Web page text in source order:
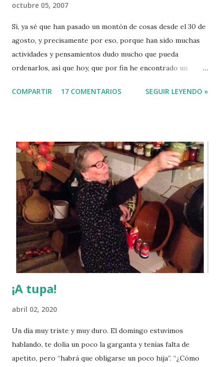
octubre 05, 2007
Sí, ya sé que han pasado un montón de cosas desde el 30 de
agosto, y precisamente por eso, porque han sido muchas
actividades y pensamientos dudo mucho que pueda
ordenarlos, así que hoy, que por fin he encontrado un
madeja tras un septiembre de secano. Iñaki tiene en su blog
altura de esas contestaciones tan clarificadoras prefiero
compartir algunas dudas: ¿Por qué cuando el debate
ciudadano vuelve a los social, a las cosas que de verdad
preocupan al Gobierno y a la gente, a los derechos y a la
igualdad (datos empleo, medidas vivienda, ayuda
nacimientos, plazas guardería, salud bucodental infantil,
éxito educación ciudadanía,...), nos enredan en otras cosas?
¿por qué caemos en esas redes interesadas en lugar de
conseguir seguir hablando de lo útil y no lo ...
COMPARTIR 17 COMENTARIOS SEGUIR LEYENDO »
¡A tupa!
abril 02, 2020
Un día muy triste y muy duro. El domingo estuvimos
hablando, te dolía un poco la garganta y tenías falta de
apetito, pero “habrá que obligarse un poco hija”. “¿Cómo